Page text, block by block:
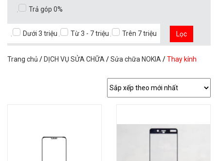
Trả góp 0%
Dưới 3 triệu Từ 3 - 7 triệu Trên 7 triệu Lọc
Trang chủ / DỊCH VỤ SỬA CHỮA /Sửa chữa NOKIA /Thay kính